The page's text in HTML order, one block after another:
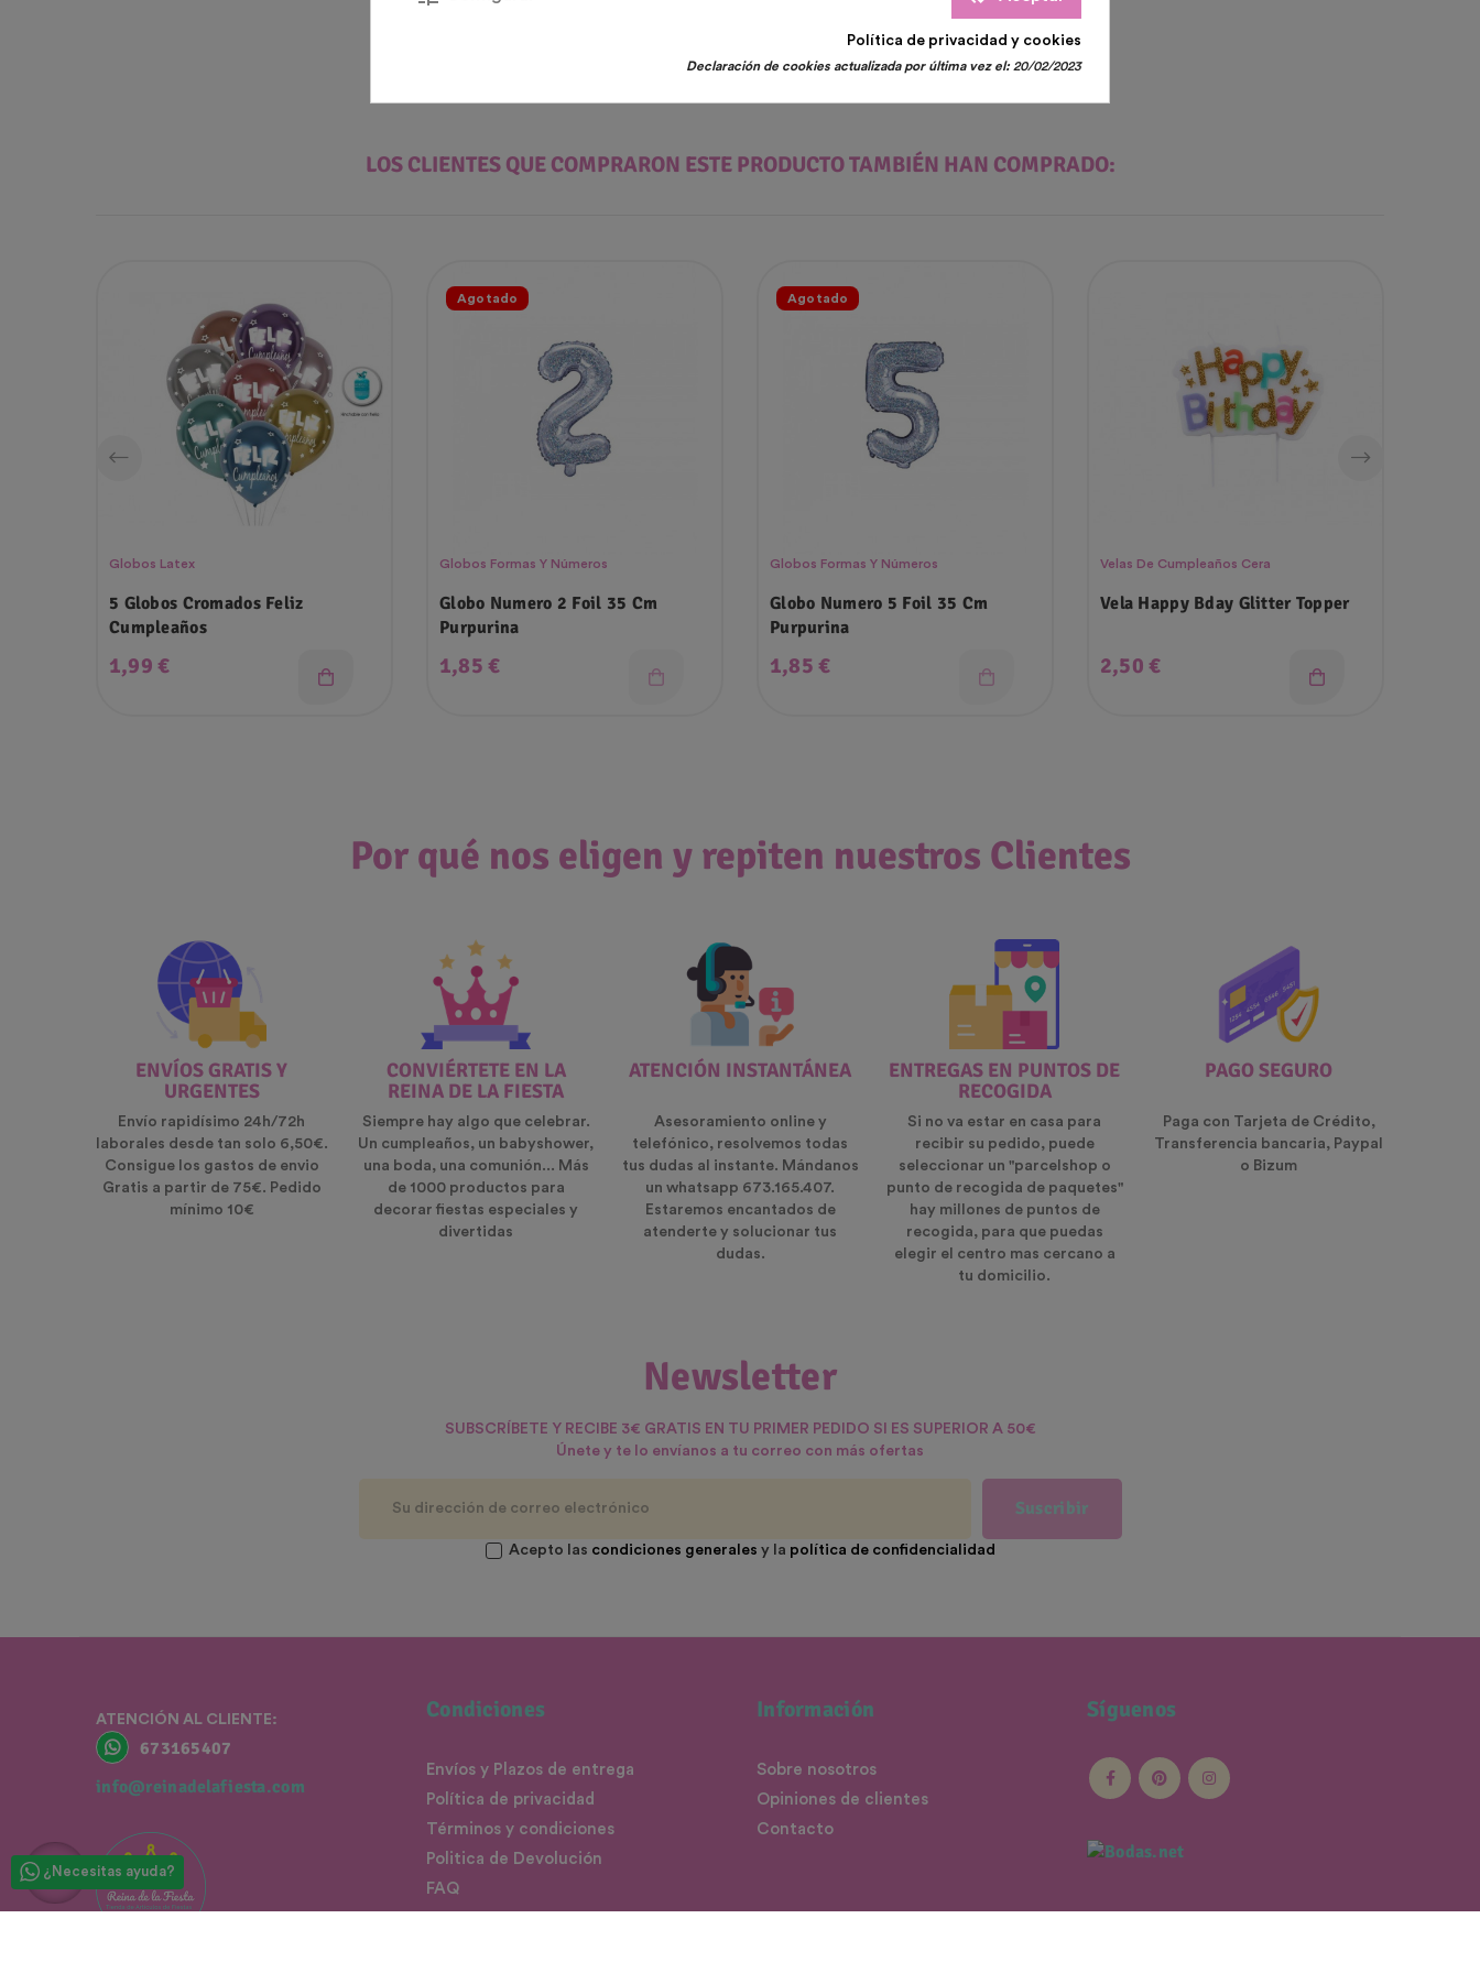
¿Necesitas ayuda?
LOS CLIENTES QUE COMPRARON ESTE PRODUCTO TAMBIÉN HAN COMPRADO:
Globos Latex
5 Globos Cromados Feliz
Cumpleaños
Precio
1,99 €
Agotado
Globos Formas Y Números
Globo Numero 2 Foil 35 Cm
Purpurina
Precio
1,85 €
Agotado
Globos Formas Y Números
Globo Numero 5 Foil 35 Cm
Purpurina
Precio
1,85 €
Velas De Cumpleaños Cera
Vela Happy Bday Glitter Topper
Precio
2,50 €
Por qué nos eligen y repiten nuestros Clientes
ENVÍOS GRATIS Y
URGENTES
Envío rapidísimo 24h/72h
laborales desde tan solo 6,50€.
Consigue los gastos de envio
Gratis a partir de 75€. Pedido
mínimo 10€
CONVIÉRTETE EN LA
REINA DE LA FIESTA
Siempre hay algo que celebrar.
Un cumpleaños, un babyshower,
una boda, una comunión... Más
de 1000 productos para
decorar fiestas especiales y
divertidas
ATENCIÓN INSTANTÁNEA
Asesoramiento online y
telefónico, resolvemos todas
tus dudas al instante. Mándanos
un whatsapp 673.165.407.
Estaremos encantados de
atenderte y solucionar tus
dudas.
ENTREGAS EN PUNTOS DE
RECOGIDA
Si no va estar en casa para
recibir su pedido, puede
seleccionar un "parcelshop o
punto de recogida de paquetes"
hay millones de puntos de
recogida, para que puedas
elegir el centro mas cercano a
tu domicilio.
PAGO SEGURO
Paga con Tarjeta de Crédito,
Transferencia bancaria, Paypal
o Bizum
Newsletter
SUBSCRÍBETE Y RECIBE 3€ GRATIS EN TU PRIMER PEDIDO SI ES SUPERIOR A 50€
Únete y te lo envíanos a tu correo con más ofertas
Suscribir
Acepto las condiciones generales y la política de confidencialidad
ATENCIÓN AL CLIENTE:
673165407
info@reinadelafiesta.com
Condiciones
Envíos y Plazos de entrega
Política de privacidad
Términos y condiciones
Politica de Devolución
FAQ
Información
Sobre nosotros
Opiniones de clientes
Contacto
Síguenos
Política de privacidad y cookies
Declaración de cookies actualizada por última vez el:20/02/2023